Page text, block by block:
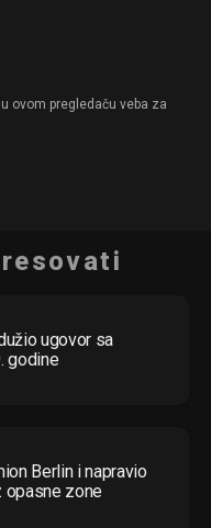
ovom pregledaču veba za
ugovor sa
godine
Berlin i napravio
opasne zone